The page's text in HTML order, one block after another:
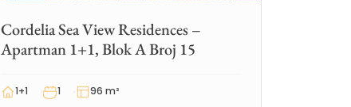
Cordelia Sea View Residences –
Apartman 1+1, Blok A Broj 15
1+1 1 96 m²